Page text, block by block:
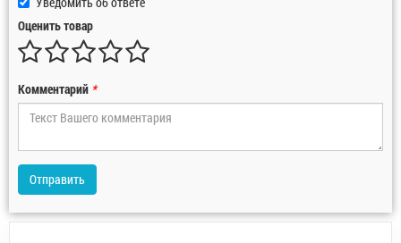
Оценить товар
Комментарий *
Отправить